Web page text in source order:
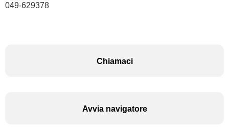
049-629378
Chiamaci
Avvia navigatore